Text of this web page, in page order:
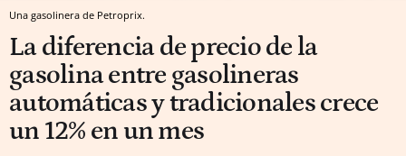
Una gasolinera de Petroprix.
La diferencia de precio de la
gasolina entre gasolineras
automáticas y tradicionales crece
un 12% en un mes